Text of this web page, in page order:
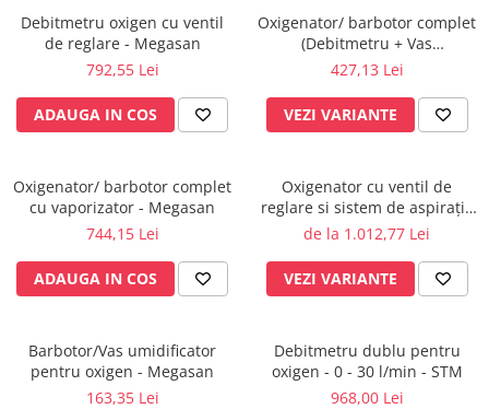
Electrochirurgie
Manere pentru electrocautere
Cabluri pentru pensele bipolare
Cabluri conectare electrozi neutri
Electrozi neutri
Radiocautere
Aspiratoare de fum
Criocautere
Consumabile medicale si Accesorii
Hartie
Accesorii pentru perfuzie
Debitmetru oxigen cu ventil
de reglare - Megasan
792,55 Lei
ADAUGA IN COS
Oxigenator/ barbotor complet
(Debitmetru + Vas
umidificator) - Megasan
427,13 Lei
VEZI VARIANTE
Oxigenator/ barbotor complet
cu vaporizator - Megasan
744,15 Lei
ADAUGA IN COS
Oxigenator cu ventil de
reglare si sistem de aspirație
Venturi - Megasan
de la 1.012,77 Lei
VEZI VARIANTE
Barbotor/Vas umidificator
pentru oxigen - Megasan
163,35 Lei
Debitmetru dublu pentru
oxigen - 0 - 30 l/min - STM
968,00 Lei